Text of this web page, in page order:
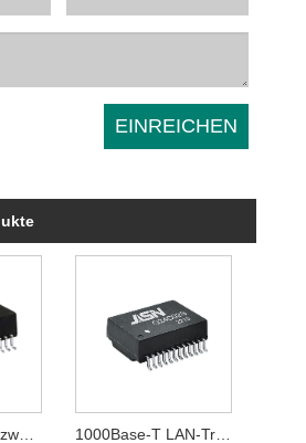
1000Base-T-Netzwerktransformator 1000Base-T LAN-Transformator